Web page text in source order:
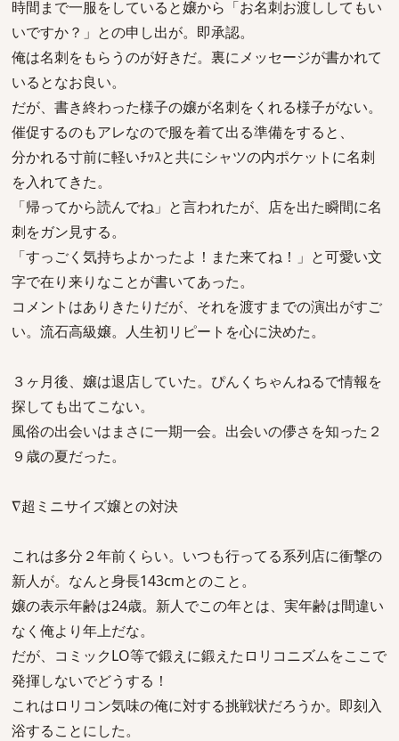
時間まで一服をしていると嬢から「お名刺お渡ししてもい
いですか？」との申し出が。即承認。
俺は名刺をもらうのが好きだ。裏にメッセージが書かれて
いるとなお良い。
だが、書き終わった様子の嬢が名刺をくれる様子がない。
催促するのもアレなので服を着て出る準備をすると、
分かれる寸前に軽いﾁｯｽと共にシャツの内ポケットに名刺
を入れてきた。
「帰ってから読んでね」と言われたが、店を出た瞬間に名
刺をガン見する。
「すっごく気持ちよかったよ！また来てね！」と可愛い文
字で在り来りなことが書いてあった。
コメントはありきたりだが、それを渡すまでの演出がすご
い。流石高級嬢。人生初リピートを心に決めた。
３ヶ月後、嬢は退店していた。ぴんくちゃんねるで情報を
探しても出てこない。
風俗の出会いはまさに一期一会。出会いの儚さを知った２
９歳の夏だった。
∇超ミニサイズ嬢との対決
これは多分２年前くらい。いつも行ってる系列店に衝撃の
新人が。なんと身長143cmとのこと。
嬢の表示年齢は24歳。新人でこの年とは、実年齢は間違い
なく俺より年上だな。
だが、コミックLO等で鍛えに鍛えたロリコニズムをここで
発揮しないでどうする！
これはロリコン気味の俺に対する挑戦状だろうか。即刻入
浴することにした。